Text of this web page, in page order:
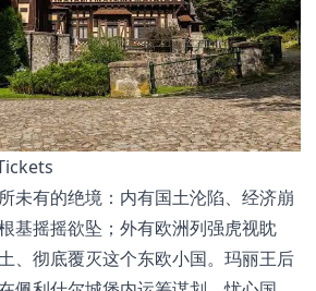
未有的绝境：内有国土沦陷、经济崩
基摇摇欲坠；外有欧洲列强虎视眈
、彻底覆灭这个东欧小国。玛丽王后